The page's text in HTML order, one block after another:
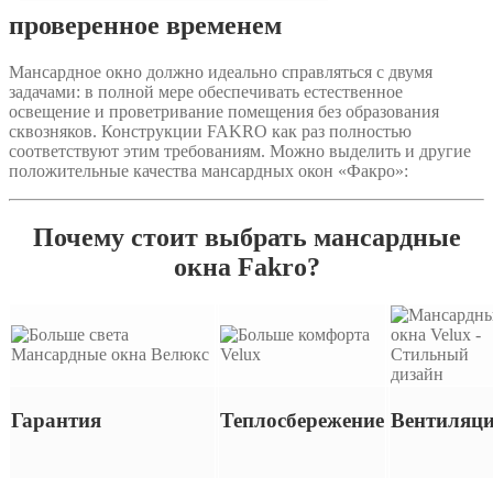
проверенное временем
Мансардное окно должно идеально справляться с двумя
задачами: в полной мере обеспечивать естественное
освещение и проветривание помещения без образования
сквозняков. Конструкции FAKRO как раз полностью
соответствуют этим требованиям. Можно выделить и другие
положительные качества мансардных окон «Факро»:
Почему стоит выбрать мансардные
окна Fakro?
Гарантия Теплосбережение